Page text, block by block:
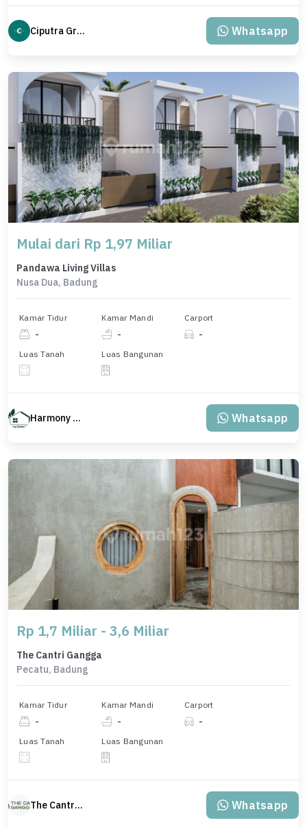
Ciputra Group Whatsapp
Mulai dari Rp 1,97 Miliar
Pandawa Living Villas
Nusa Dua, Badung
Kamar Tidur
-
Kamar Mandi
-
Carport
-
Luas Tanah Luas Bangunan
Harmony Property Whatsapp
Rp 1,7 Miliar - 3,6 Miliar
The Cantri Gangga
Pecatu, Badung
Kamar Tidur
-
Kamar Mandi
-
Carport
-
Luas Tanah Luas Bangunan
The Cantri Gangga Whatsapp